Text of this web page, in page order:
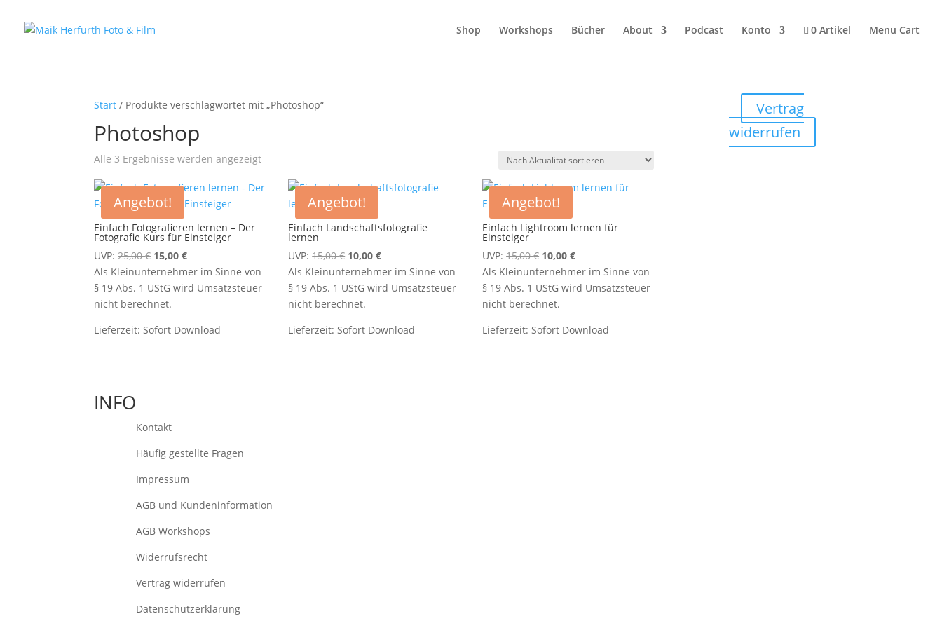
Shop Workshops Bücher About Podcast Konto 0 Artikel Menu Cart
Start / Produkte verschlagwortet mit „Photoshop“
Photoshop
Alle 3 Ergebnisse werden angezeigtNach
sortiert
Angebot!
Einfach Fotografieren lernen – Der
Fotografie Kurs für Einsteiger
UVP: 25,00€ Ursprünglicher
Preis
war:
25,00 €
15,00€Aktueller
Preis
ist:
Als Kleinunternehmer im Sinne von
§ 19 Abs. 1 UStG wird Umsatzsteuer
nicht berechnet.
Lieferzeit:Sofort Download
Angebot!
Einfach Landschaftsfotografie
lernen
UVP: 15,00€ Ursprünglicher
Preis
war:
15,00 €
10,00€Aktueller
Preis
ist:
Als Kleinunternehmer im Sinne von
§ 19 Abs. 1 UStG wird Umsatzsteuer
nicht berechnet.
Lieferzeit:Sofort Download
Angebot!
Einfach Lightroom lernen für
Einsteiger
UVP: 15,00€ Ursprünglicher
Preis
war:
15,00 €
10,00€Aktueller
Preis
ist:
Als Kleinunternehmer im Sinne von
§ 19 Abs. 1 UStG wird Umsatzsteuer
nicht berechnet.
Lieferzeit:Sofort Download
Vertrag
widerrufen
INFO
Kontakt
Häufig gestellte Fragen
Impressum
AGB und Kundeninformation
AGB Workshops
Widerrufsrecht
Vertrag widerrufen
Datenschutzerklärung